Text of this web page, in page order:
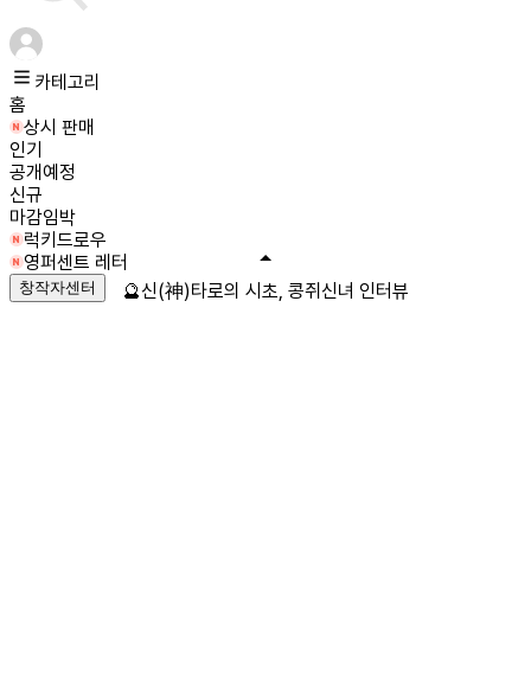
카테고리
홈
상시 판매
인기
공개예정
신규
마감임박
럭키드로우
영퍼센트 레터
창작자센터 🔮신(神)타로의 시초, 콩쥐신녀 인터뷰